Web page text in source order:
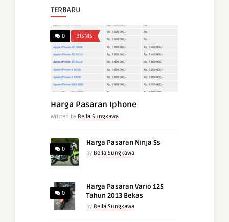
TERBARU
0 BISNIS
Harga Pasaran Iphone
Written by Bella Sungkawa
0
Harga Pasaran Ninja Ss
by Bella Sungkawa
0
Harga Pasaran Vario 125
Tahun 2013 Bekas
by Bella Sungkawa